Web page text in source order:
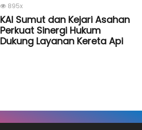
895x
KAI Sumut dan Kejari Asahan
Perkuat Sinergi Hukum
Dukung Layanan Kereta Api